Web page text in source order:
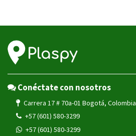
Conéctate con nosotros
Carrera 17 # 70a-01 Bogotá, Colombia
+57 (601) 580-3299
+57 (601) 580-3299